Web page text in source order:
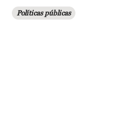
Políticas públicas